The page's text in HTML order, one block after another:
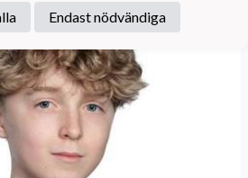
Endast nödvändiga